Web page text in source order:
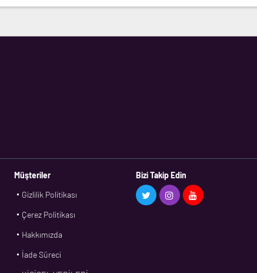
Müşteriler
Gizlilik Politikası
Çerez Politikası
Hakkımızda
İade Süreci
Bizi Takip Edin